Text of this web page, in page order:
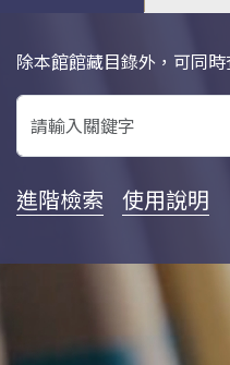
除本館館藏目錄外，可同
關鍵字搜尋
進階檢索 使用說明